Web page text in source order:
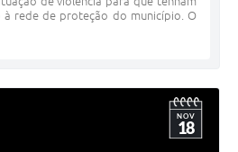
à rede de proteção do município. O
NOV
18